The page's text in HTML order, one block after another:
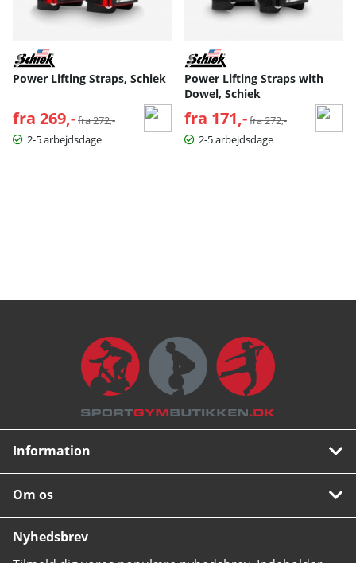
Power Lifting Straps, Schiek
fra 269,- Normalpris:
fra 272,-
2-5 arbejdsdage
Power Lifting Straps with
Dowel, Schiek
fra 171,- Normalpris:
fra 272,-
2-5 arbejdsdage
Information
Om os
Nyhedsbrev